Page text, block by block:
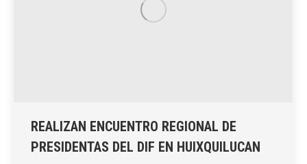
REALIZAN ENCUENTRO REGIONAL DE
PRESIDENTAS DEL DIF EN HUIXQUILUCAN